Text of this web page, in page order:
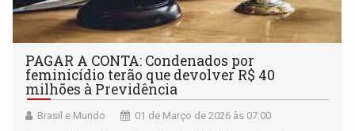
PAGAR A CONTA: Condenados por
feminicídio terão que devolver R$ 40
milhões à Previdência
Brasil e Mundo 01 de Março de 2026 às 07:00